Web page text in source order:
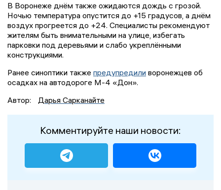
В Воронеже днём также ожидаются дождь с грозой.
Ночью температура опустится до +15 градусов, а днём
воздух прогреется до +24. Специалисты рекомендуют
жителям быть внимательными на улице, избегать
парковки под деревьями и слабо укреплёнными
конструкциями.
Ранее синоптики также предупредили воронежцев об
осадках на автодороге М-4 «Дон».
Автор:
Дарья Сарканайте
Комментируйте наши новости: